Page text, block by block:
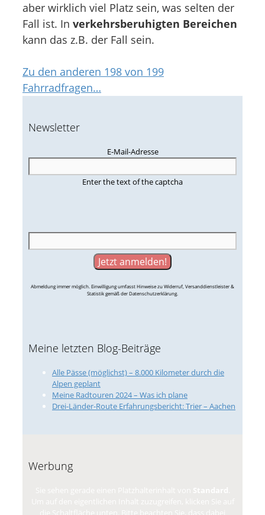
aber wirklich viel Platz sein, was selten der
Fall ist. In verkehrsberuhigten Bereichen
kann das z.B. der Fall sein.
Zu den anderen 198 von 199
Fahrradfragen…
Newsletter
E-Mail-Adresse
Enter the text of the captcha
Abmeldung immer möglich. Einwilligung umfasst Hinweise zu Widerruf, Versanddienstleister &
Statistik gemäß der Datenschutzerklärung.
Meine letzten Blog-Beiträge
Alle Pässe (möglichst) – 8.000 Kilometer durch die
Alpen geplant
Meine Radtouren 2024 – Was ich plane
Drei-Länder-Route Erfahrungsbericht: Trier – Aachen
Werbung